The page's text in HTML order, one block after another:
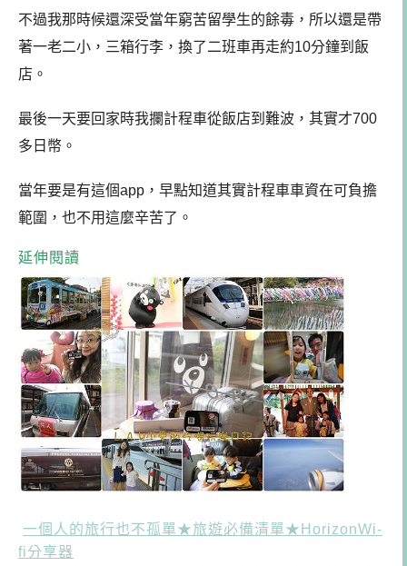
不過我那時候還深受當年窮苦留學生的餘毒，所以還是帶
著一老二小，三箱行李，換了二班車再走約10分鐘到飯
店。
最後一天要回家時我攔計程車從飯店到難波，其實才700
多日幣。
當年要是有這個app，早點知道其實計程車車資在可負擔
範圍，也不用這麼辛苦了。
延伸閱讀
一個人的旅行也不孤單★旅遊必備清單★HorizonWi-
fi分享器